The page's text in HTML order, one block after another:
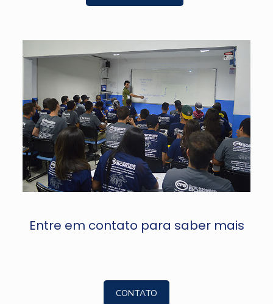
Entre em contato para saber mais
CONTATO